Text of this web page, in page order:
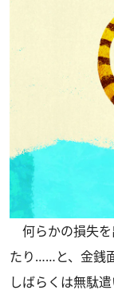
何らかの損失を
たり……と、金銭
しばらくは無駄